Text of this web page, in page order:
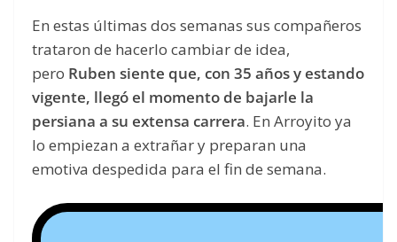
En estas últimas dos semanas sus compañeros
trataron de hacerlo cambiar de idea,
pero Ruben siente que, con 35 años y estando
vigente, llegó el momento de bajarle la
persiana a su extensa carrera. En Arroyito ya
lo empiezan a extrañar y preparan una
emotiva despedida para el fin de semana.